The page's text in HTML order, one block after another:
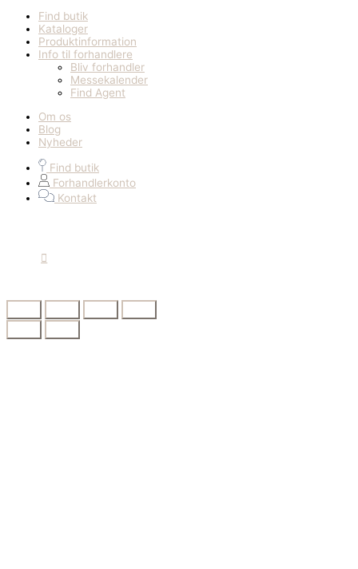
Find butik
Kataloger
Produktinformation
Info til forhandlere
Bliv forhandler
Messekalender
Find Agent
Om os
Blog
Nyheder
Find butik
Forhandlerkonto
Kontakt